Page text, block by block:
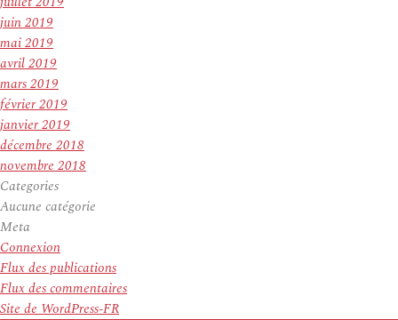
juin 2019
mai 2019
avril 2019
mars 2019
février 2019
janvier 2019
décembre 2018
novembre 2018
Categories
Aucune catégorie
Meta
Connexion
Flux des publications
Flux des commentaires
Site de WordPress-FR